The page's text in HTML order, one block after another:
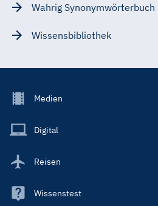
Wahrig Synonymwörterbuch
Wissensbibliothek
Footer
Main
Medien
Digital
Reisen
Wissenstest